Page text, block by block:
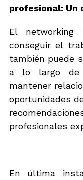
profesional: Un
El networking
conseguir el
también puede
a lo largo de
mantener
oportunidades
profesionales
En última